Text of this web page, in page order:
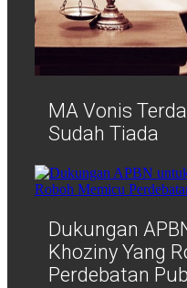
MA Vonis
Sudah Tiada
Dukungan
Khoziny Yang
Perdebatan